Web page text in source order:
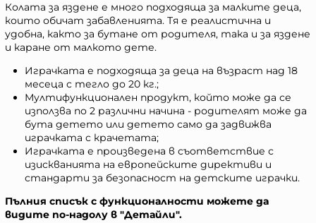
Колата за яздене е много подходяща за малките деца,
които обичат забавленията. Тя е реалистична и
удобна, както за бутане от родителя, така и за яздене
и каране от малкото дете.
Играчката е подходяща за деца на възраст над 18
месеца с тегло до 20 кг.;
Мултифункционален продукт, който може да се
използва по 2 различни начина - родителят може да
бута детето или детето само да задвижва
играчката с крачетата;
Играчката е произведена в съответствие с
изискванията на европейските директиви и
стандарти за безопасност на детските играчки.
Пълния списък с функционалности можете да
видите по-надолу в "Детайли".